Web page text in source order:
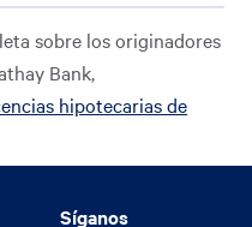
Taiwanese,
sobre los originadores
Bank,
hipotecarias de
Síganos